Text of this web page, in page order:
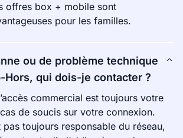
offres box + mobile sont
pour les familles.
ou de problème technique
Hors, qui dois-je contacter ?
commercial est toujours votre
de soucis sur votre connexion.
pas toujours responsable du réseau,